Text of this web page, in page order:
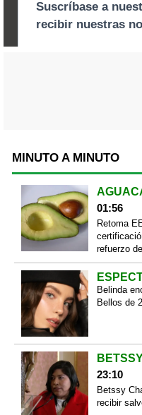
MINUTO A MINUTO
01:56
Retoma
refuerzo
Belinda
Bellos de
23:10
Betssy
recibir